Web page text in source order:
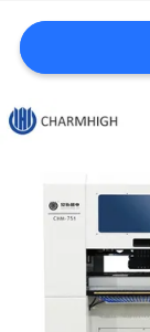
ON
LINE
MAPPA
SITO
POLITICA
SULLA